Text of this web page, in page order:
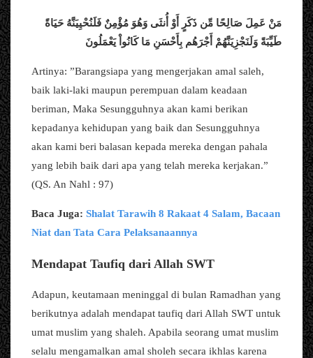
مَنْ عَمِلَ صَالِحًا مِّن ذَكَرٍ أَوْ أُنثَى وَهُوَ مُؤْمِنٌ فَلَنُحْيِيَنَّهُ حَيَاةً
طَيِّبَةً وَلَنَجْزِيَنَّهُمْ أَجْرَهُم بِأَحْسَنِ مَا كَانُواْ يَعْمَلُونَ
Artinya: ”Barangsiapa yang mengerjakan amal saleh,
baik laki-laki maupun perempuan dalam keadaan
beriman, Maka Sesungguhnya akan kami berikan
kepadanya kehidupan yang baik dan Sesungguhnya
akan kami beri balasan kepada mereka dengan pahala
yang lebih baik dari apa yang telah mereka kerjakan.”
(QS. An Nahl : 97)
Baca Juga: Shalat Tarawih 8 Rakaat 4 Salam, Bacaan
Niat dan Tata Cara Pelaksanaannya
Mendapat Taufiq dari Allah SWT
Adapun, keutamaan meninggal di bulan Ramadhan yang
berikutnya adalah mendapat taufiq dari Allah SWT untuk
umat muslim yang shaleh. Apabila seorang umat muslim
selalu mengamalkan amal sholeh secara ikhlas karena